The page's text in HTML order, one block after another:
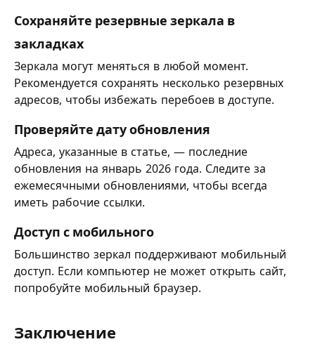
Сохраняйте резервные зеркала в
закладках
Зеркала могут меняться в любой момент.
Рекомендуется сохранять несколько резервных
адресов, чтобы избежать перебоев в доступе.
Проверяйте дату обновления
Адреса, указанные в статье, — последние
обновления на январь 2026 года. Следите за
ежемесячными обновлениями, чтобы всегда
иметь рабочие ссылки.
Доступ с мобильного
Большинство зеркал поддерживают мобильный
доступ. Если компьютер не может открыть сайт,
попробуйте мобильный браузер.
Заключение